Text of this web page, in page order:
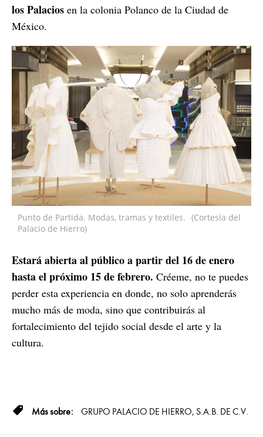
los Palacios en la colonia Polanco de la Ciudad de
México.
Punto de Partida. Modas, tramas y textiles. (Cortesía del
Palacio de Hierro)
Estará abierta al público a partir del 16 de enero
hasta el próximo 15 de febrero. Créeme, no te puedes
perder esta experiencia en donde, no solo aprenderás
mucho más de moda, sino que contribuirás al
fortalecimiento del tejido social desde el arte y la
cultura.
GRUPO PALACIO DE HIERRO, S.A.B. DE C.V.